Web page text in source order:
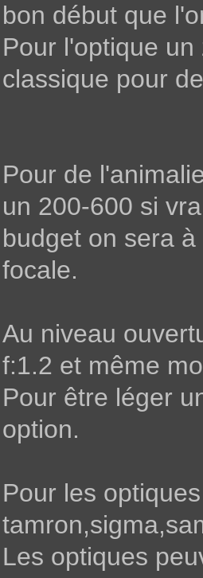
bon début que
Pour l'optique
classique pour
Pour de
un 200-600 si
budget on sera
focale.
Au niveau
f:1.2 et même
Pour être léger
option.
Pour les
Les optiques